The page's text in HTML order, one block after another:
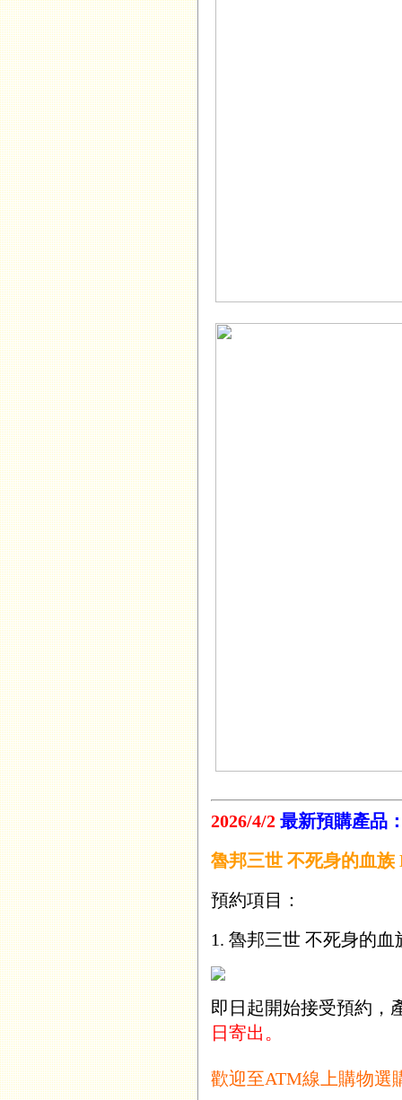
2026/4/2 最新預購產品
魯邦三世 不死身的血族
預約項目：
1. 魯邦三世 不死身的血
即日起開始接受預約，
日寄出。
歡迎至ATM線上購物選